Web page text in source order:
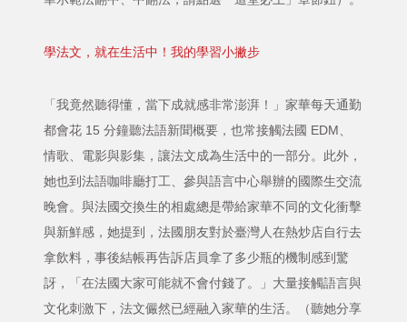
學法文，就在生活中！我的學習小撇步
「我竟然聽得懂，當下成就感非常澎湃！」家華每天通勤
都會花 15 分鐘聽法語新聞概要，也常接觸法國 EDM、
情歌、電影與影集，讓法文成為生活中的一部分。此外，
她也到法語咖啡廳打工、參與語言中心舉辦的國際生交流
晚會。與法國交換生的相處總是帶給家華不同的文化衝擊
與新鮮感，她提到，法國朋友對於臺灣人在熱炒店自行去
拿飲料，事後結帳再告訴店員拿了多少瓶的機制感到驚
訝，「在法國大家可能就不會付錢了。」大量接觸語言與
文化刺激下，法文儼然已經融入家華的生活。（聽她分享